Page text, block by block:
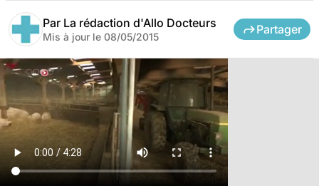
Par La rédaction d'Allo Docteurs
Mis à jour le 08/05/2015
Partager